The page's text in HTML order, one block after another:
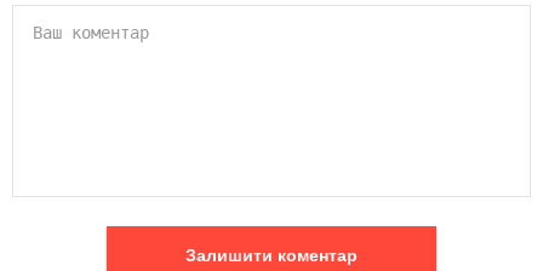
Залишити коментар